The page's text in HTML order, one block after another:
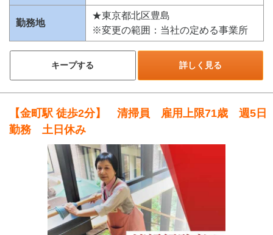
勤務地
★東京都北区豊島
※変更の範囲：当社の定める事業所
キープする 詳しく見る
【金町駅 徒歩2分】 清掃員 雇用上限71歳 週5日
勤務 土日休み